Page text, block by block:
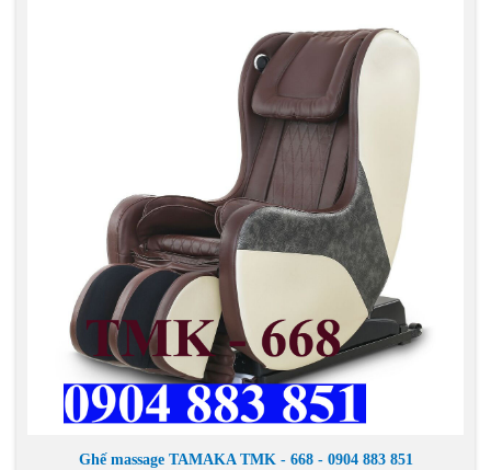
Ghế massage TAMAKA TMK - 668 - 0904 883 851